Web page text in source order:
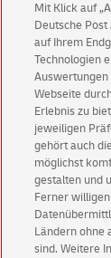
für
für
Mit Klick auf
Deutsche
auf Ihrem
Technologien
Auswertungen
Webseite
Erlebnis zu
jeweiligen
gehört auch
möglichst
gestalten und
Ferner
Ländern ohne
sind. Weitere